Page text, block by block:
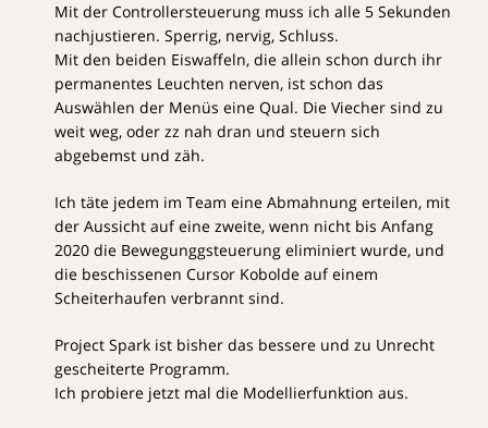
Mit der Controllersteuerung muss ich alle 5 Sekunden
nachjustieren. Sperrig, nervig, Schluss.
Mit den beiden Eiswaffeln, die allein schon durch ihr
permanentes Leuchten nerven, ist schon das
Auswählen der Menüs eine Qual. Die Viecher sind zu
weit weg, oder zz nah dran und steuern sich
abgebemst und zäh.
Ich täte jedem im Team eine Abmahnung erteilen, mit
der Aussicht auf eine zweite, wenn nicht bis Anfang
2020 die Bewegunggsteuerung eliminiert wurde, und
die beschissenen Cursor Kobolde auf einem
Scheiterhaufen verbrannt sind.
Project Spark ist bisher das bessere und zu Unrecht
gescheiterte Programm.
Ich probiere jetzt mal die Modellierfunktion aus.